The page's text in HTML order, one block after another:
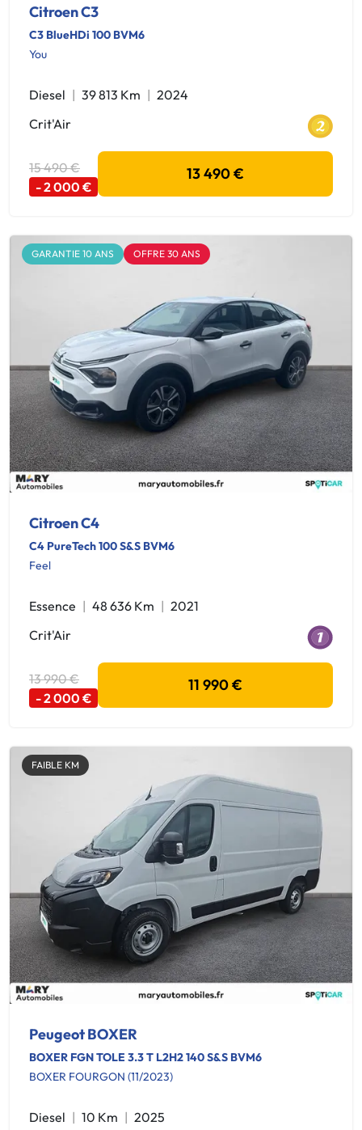
Citroen C3
C3 BlueHDi 100 BVM6
You
Diesel 39 813 Km
2024
Crit'Air
15 490 €
- 2 000 €
13 490 €
GARANTIE 10 ANS OFFRE 30 ANS
Citroen C4
C4 PureTech 100 S&S BVM6
Feel
Essence 48 636 Km
2021
Crit'Air
13 990 €
- 2 000 €
11 990 €
FAIBLE KM
Peugeot BOXER
BOXER FGN TOLE 3.3 T L2H2 140 S&S BVM6
BOXER FOURGON (11/2023)
Diesel 10 Km
2025